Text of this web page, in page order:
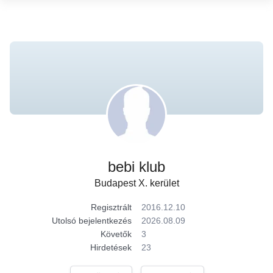
bebi klub
Budapest X. kerület
Regisztrált
2016.12.10
Utolsó bejelentkezés
2026.08.09
Követők
3
Hirdetések
23